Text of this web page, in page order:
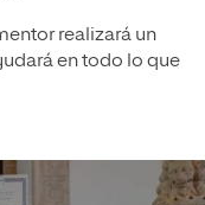
realizará un
en todo lo que